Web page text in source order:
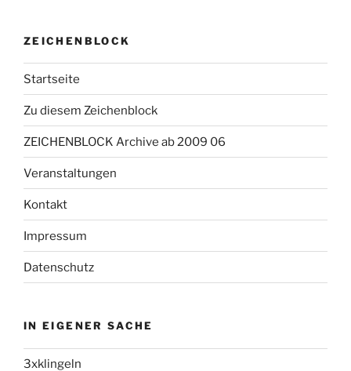
ZEICHENBLOCK
Startseite
Zu diesem Zeichenblock
ZEICHENBLOCK Archive ab 2009 06
Veranstaltungen
Kontakt
Impressum
Datenschutz
IN EIGENER SACHE
3xklingeln